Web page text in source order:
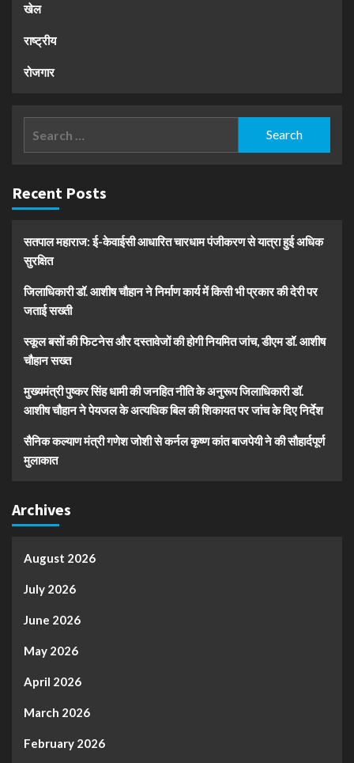
खेल
राष्ट्रीय
रोजगार
Recent Posts
सतपाल महाराज: ई-केवाईसी आधारित चारधाम पंजीकरण से यात्रा हुई अधिक
सुरक्षित
जिलाधिकारी डॉ. आशीष चौहान ने निर्माण कार्य में किसी भी प्रकार की देरी पर
जताई सख्ती
स्कूल बसों की फिटनेस और दस्तावेजों की होगी नियमित जांच, डीएम डॉ. आशीष
चौहान सख्त
मुख्यमंत्री पुष्कर सिंह धामी की जनहित नीति के अनुरूप जिलाधिकारी डॉ.
आशीष चौहान ने पेयजल के अत्यधिक बिल की शिकायत पर जांच के दिए निर्देश
सैनिक कल्याण मंत्री गणेश जोशी से कर्नल कृष्ण कांत बाजपेयी ने की सौहार्दपूर्ण
मुलाकात
Archives
August 2026
July 2026
June 2026
May 2026
April 2026
March 2026
February 2026